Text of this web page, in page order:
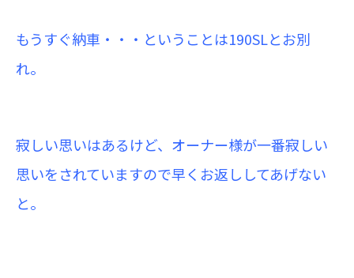
もうすぐ納車・・・ということは190SLとお別
れ。
寂しい思いはあるけど、オーナー様が一番寂しい
思いをされていますので早くお返ししてあげない
と。